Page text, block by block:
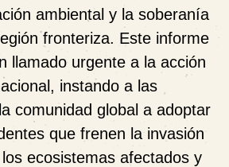
ambiental y la soberanía
fronteriza. Este informe
llamado urgente a la acción
instando a las
comunidad global a adoptar
que frenen la invasión
ecosistemas afectados y